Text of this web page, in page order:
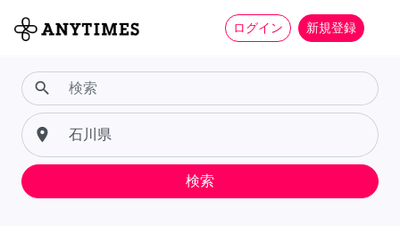
ログイン 新規登録
search
place
検索